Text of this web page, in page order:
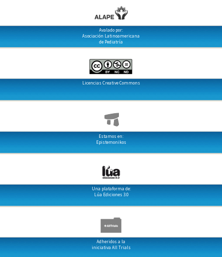
Avalado por:
Asociación Latinoamericana
de Pediatría
Licencias Creative Commons
Estamos en:
Epistemonikos
Una plataforma de:
Lúa Ediciones 3.0
Adheridos a la
iniciativa All Trials